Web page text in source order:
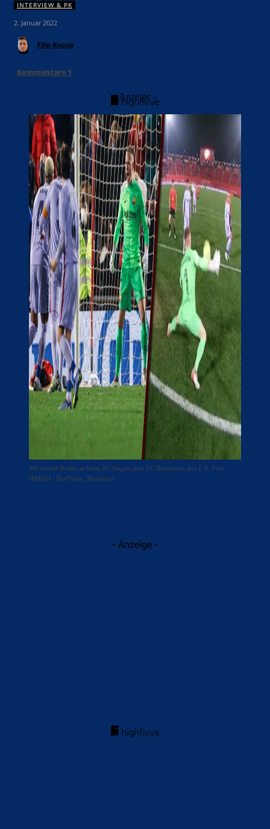
INTERVIEW & PK
2. Januar 2022
Filip Knopp
Kommentare 1
- Anzeige -
Mit diesem Reflex sicherte Ter Stegen dem FC Barcelona das 1:0. Foto:
IMAGO / NurPhoto, Movistar+
- Anzeige -